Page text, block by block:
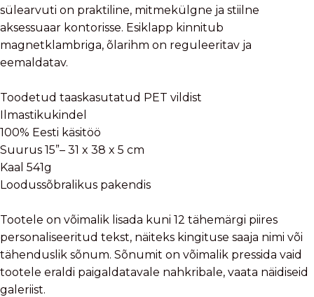
sülearvuti on praktiline, mitmekülgne ja stiilne
aksessuaar kontorisse. Esiklapp kinnitub
magnetklambriga, õlarihm on reguleeritav ja
eemaldatav.
Toodetud taaskasutatud PET vildist
Ilmastikukindel
100% Eesti käsitöö
Suurus 15”– 31 x 38 x 5 cm
Kaal 541g
Loodussõbralikus pakendis
Tootele on võimalik lisada kuni 12 tähemärgi piires
personaliseeritud tekst, näiteks kingituse saaja nimi või
tähenduslik sõnum. Sõnumit on võimalik pressida vaid
tootele eraldi paigaldatavale nahkribale, vaata näidiseid
galeriist.